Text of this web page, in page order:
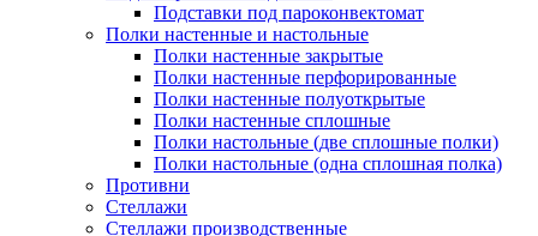
Подставки под пароконвектомат
Полки настенные и настольные
Полки настенные закрытые
Полки настенные перфорированные
Полки настенные полуоткрытые
Полки настенные сплошные
Полки настольные (две сплошные полки)
Полки настольные (одна сплошная полка)
Противни
Стеллажи
Стеллажи производственные